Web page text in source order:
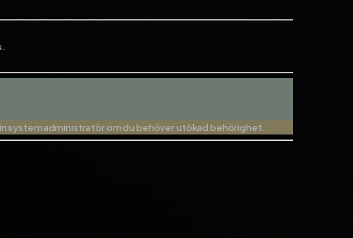
systemadministratör om du behöver utökad behörighet.